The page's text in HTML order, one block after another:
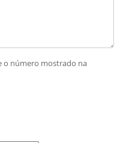
o número mostrado na